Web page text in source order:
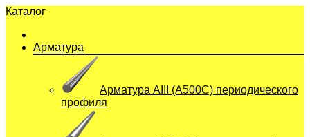
Каталог
Арматура
Арматура АIII (А500С) периодического
профиля